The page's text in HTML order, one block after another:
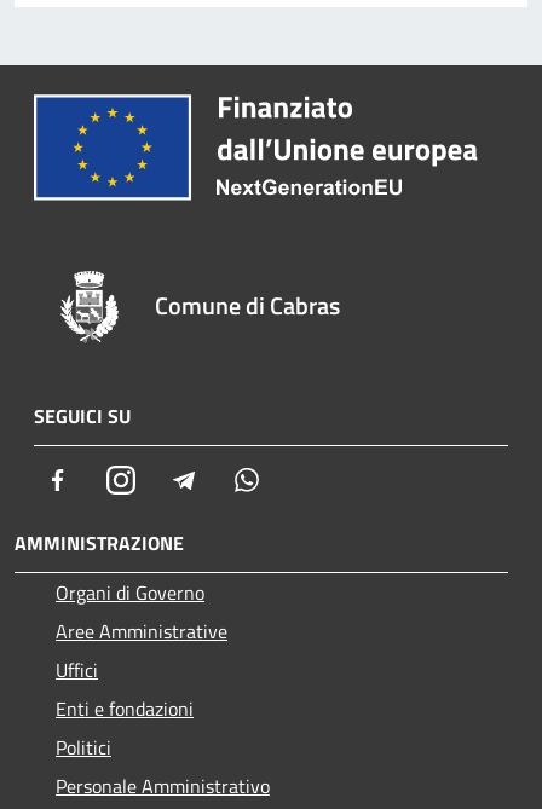
Comune di Cabras
SEGUICI SU
FacebookInstagram Telegram
AMMINISTRAZIONE
Organi di Governo
Aree Amministrative
Uffici
Enti e fondazioni
Politici
Personale Amministrativo